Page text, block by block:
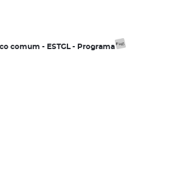
comum - ESTGL - Programa